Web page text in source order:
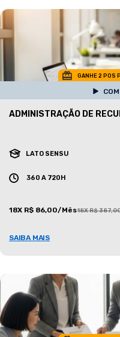
GANHE 2 POS
ADMINISTRAÇÃO DE
LATO SENSU
360 A 720H
18X R$ 86,00/Mês18X R$
SAIBA MAIS